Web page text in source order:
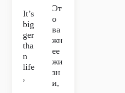
It’s
big
ger
tha
n
life
,
Эт
о
ва
жн
ее
жи
зн
и,